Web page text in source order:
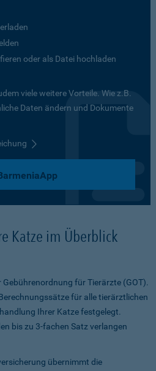
oder als Datei hochladen
viele weitere Vorteile. Wie z.B.
Daten ändern und Dokumente
Katze im Überblick
für Tierärzte (GOT).
für alle tierärztlichen
Ihrer Katze festgelegt.
bis zu 3-fachen Satz verlangen
übernimmt die